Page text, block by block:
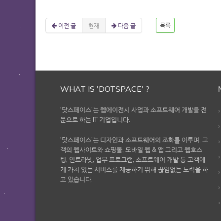
이전 글 현재 다음 글 목록
WHAT IS 'DOTSPACE' ?
'닷스페이스'는 웹에이전시 사업과 소프트웨어 개발을 전
문으로 하는 IT 기업입니다.
'닷스페이스'는 디자인과 소프트웨어의 조화를 이루며, 고
객의 웹사이트와 쇼핑몰, 모바일 웹 & 앱 그리고 웹호스
팅, 인트라넷, 업무 프로그램, 소프트웨어 개발 등 고객에
게 가치 있는 서비스를 제공하기 위해 끊임없는 노력을 하
고 있습니다.